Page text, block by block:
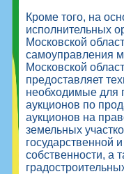
Кроме того, на
исполнительных
Московской
самоуправления
Московской
предоставляет
необходимые для
аукционов по
аукционов на
земельных
государственной
собственности, а